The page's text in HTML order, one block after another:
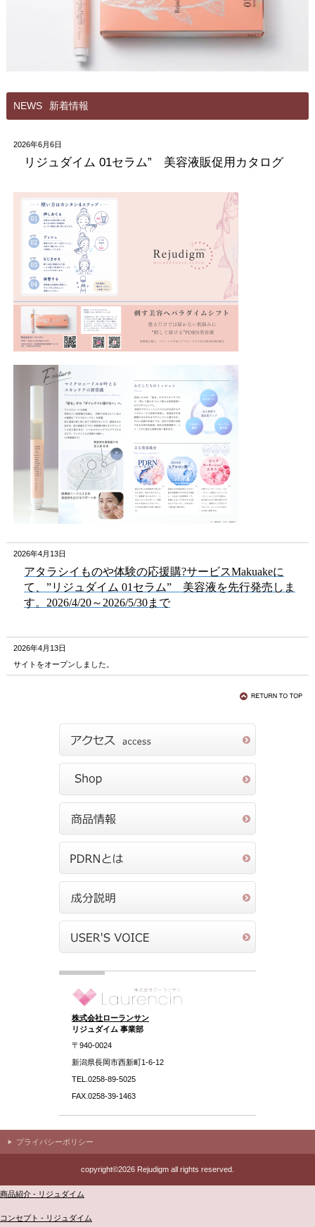
NEWS 新着情報
2026年6月6日
リジュダイム 01セラム” 美容液販促用カタログ
2026年4月13日
アタラシイものや体験の応援購?サービスMakuakeに
て、 ”リジュダイム 01 セラム”美容液を先行発売しま
す。 2026/4/20～ 2026/5/30まで
2026年4月13日
サイトをオープンしました。
株式会社ローランサン
リジュダイム 事業部
〒940-0024
新潟県長岡市西新町1-6-12
TEL.0258-89-5025
FAX.0258-39-1463
プライバシーポリシー
copyright©2026 Rejudigm all rights reserved.
商品紹介 - リジュダイム
コンセプト - リジュダイム